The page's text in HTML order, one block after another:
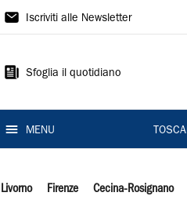
Il
Iscriviti alle Newsletter
Sfoglia il quotidiano
MENU
Livorno Firenze Cecina-Rosignano